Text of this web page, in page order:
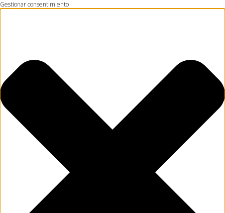
Gestionar consentimiento